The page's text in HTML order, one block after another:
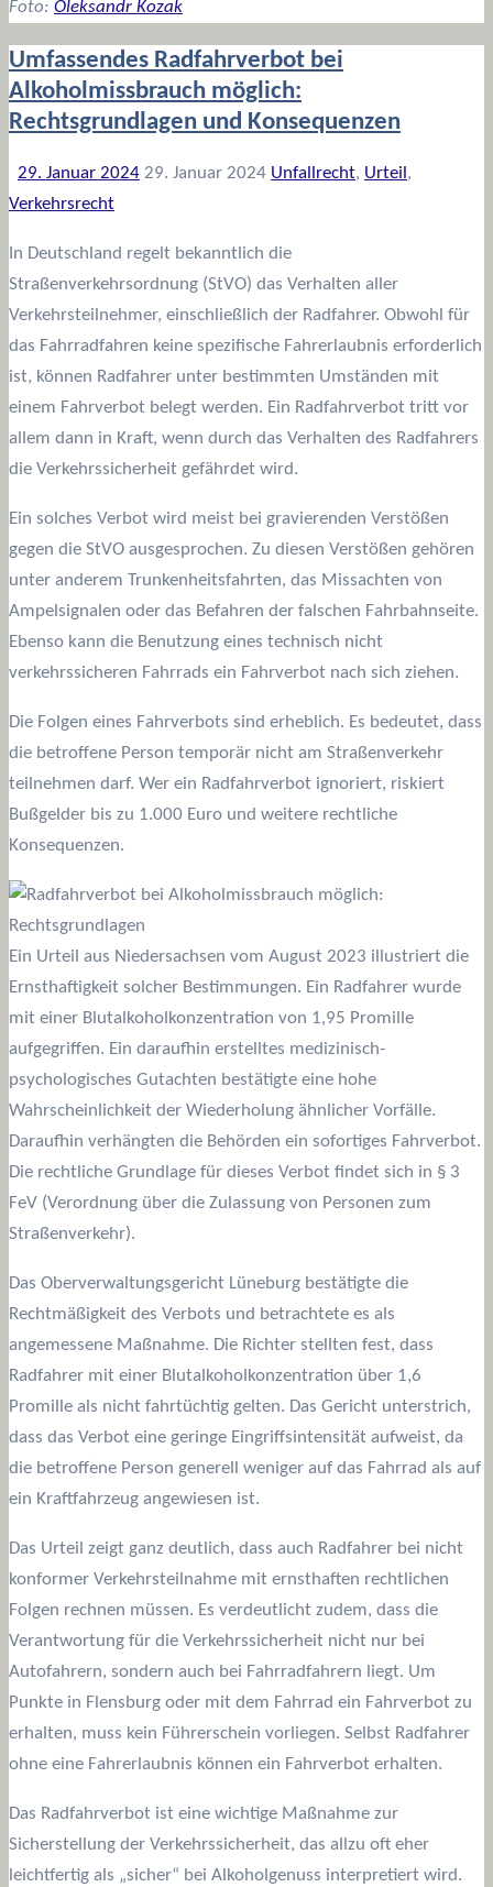
Foto: Oleksandr Kozak
Umfassendes Radfahrverbot bei
Alkoholmissbrauch möglich:
Rechtsgrundlagen und Konsequenzen
29. Januar 2024 29. Januar 2024 Unfallrecht, Urteil ,
Verkehrsrecht
In Deutschland regelt bekanntlich die
Straßenverkehrsordnung (StVO) das Verhalten aller
Verkehrsteilnehmer, einschließlich der Radfahrer. Obwohl für
das Fahrradfahren keine spezifische Fahrerlaubnis erforderlich
ist, können Radfahrer unter bestimmten Umständen mit
einem Fahrverbot belegt werden. Ein Radfahrverbot tritt vor
allem dann in Kraft, wenn durch das Verhalten des Radfahrers
die Verkehrssicherheit gefährdet wird.
Ein solches Verbot wird meist bei gravierenden Verstößen
gegen die StVO ausgesprochen. Zu diesen Verstößen gehören
unter anderem Trunkenheitsfahrten, das Missachten von
Ampelsignalen oder das Befahren der falschen Fahrbahnseite.
Ebenso kann die Benutzung eines technisch nicht
verkehrssicheren Fahrrads ein Fahrverbot nach sich ziehen.
Die Folgen eines Fahrverbots sind erheblich. Es bedeutet, dass
die betroffene Person temporär nicht am Straßenverkehr
teilnehmen darf. Wer ein Radfahrverbot ignoriert, riskiert
Bußgelder bis zu 1.000 Euro und weitere rechtliche
Konsequenzen.
Ein Urteil aus Niedersachsen vom August 2023 illustriert die
Ernsthaftigkeit solcher Bestimmungen. Ein Radfahrer wurde
mit einer Blutalkoholkonzentration von 1,95 Promille
aufgegriffen. Ein daraufhin erstelltes medizinisch-
psychologisches Gutachten bestätigte eine hohe
Wahrscheinlichkeit der Wiederholung ähnlicher Vorfälle.
Daraufhin verhängten die Behörden ein sofortiges Fahrverbot.
Die rechtliche Grundlage für dieses Verbot findet sich in § 3
FeV (Verordnung über die Zulassung von Personen zum
Straßenverkehr).
Das Oberverwaltungsgericht Lüneburg bestätigte die
Rechtmäßigkeit des Verbots und betrachtete es als
angemessene Maßnahme. Die Richter stellten fest, dass
Radfahrer mit einer Blutalkoholkonzentration über 1,6
Promille als nicht fahrtüchtig gelten. Das Gericht unterstrich,
dass das Verbot eine geringe Eingriffsintensität aufweist, da
die betroffene Person generell weniger auf das Fahrrad als auf
ein Kraftfahrzeug angewiesen ist.
Das Urteil zeigt ganz deutlich, dass auch Radfahrer bei nicht
konformer Verkehrsteilnahme mit ernsthaften rechtlichen
Folgen rechnen müssen. Es verdeutlicht zudem, dass die
Verantwortung für die Verkehrssicherheit nicht nur bei
Autofahrern, sondern auch bei Fahrradfahrern liegt. Um
Punkte in Flensburg oder mit dem Fahrrad ein Fahrverbot zu
erhalten, muss kein Führerschein vorliegen. Selbst Radfahrer
ohne eine Fahrerlaubnis können ein Fahrverbot erhalten.
Das Radfahrverbot ist eine wichtige Maßnahme zur
Sicherstellung der Verkehrssicherheit, das allzu oft eher
leichtfertig als „sicher“ bei Alkoholgenuss interpretiert wird.